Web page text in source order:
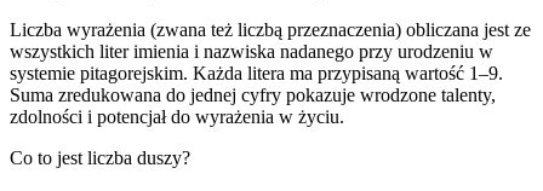
Liczba wyrażenia (zwana też liczbą przeznaczenia) obliczana jest ze
wszystkich liter imienia i nazwiska nadanego przy urodzeniu w
systemie pitagorejskim. Każda litera ma przypisaną wartość 1–9.
Suma zredukowana do jednej cyfry pokazuje wrodzone talenty,
zdolności i potencjał do wyrażenia w życiu.
Co to jest liczba duszy?